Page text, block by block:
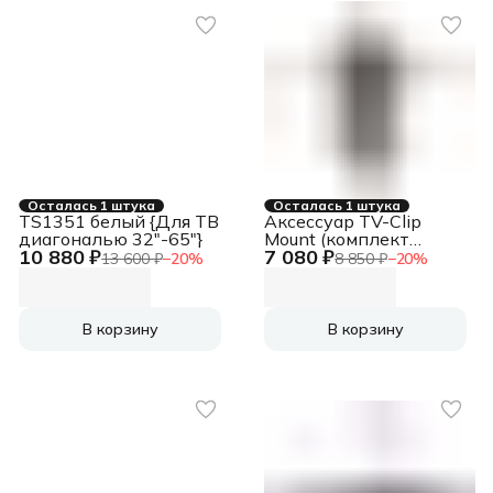
Осталась 1 штука
10 880 ₽13 600 ₽−20%
TS1351 белый {Для ТВ
диагональю 32"-65"}
В корзину
Осталась 1 штука
7 080 ₽8 850 ₽−20%
Аксессуар TV-Clip
Mount (комплект
крепления
крепления
терминалов на ТВ-
В корзину